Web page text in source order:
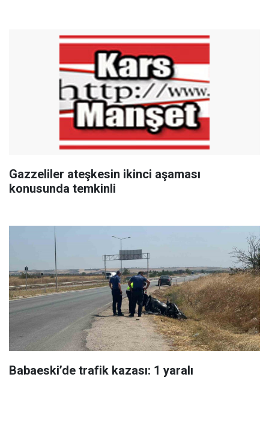
Gazzeliler ateşkesin ikinci aşaması
konusunda temkinli
Babaeski’de trafik kazası: 1 yaralı